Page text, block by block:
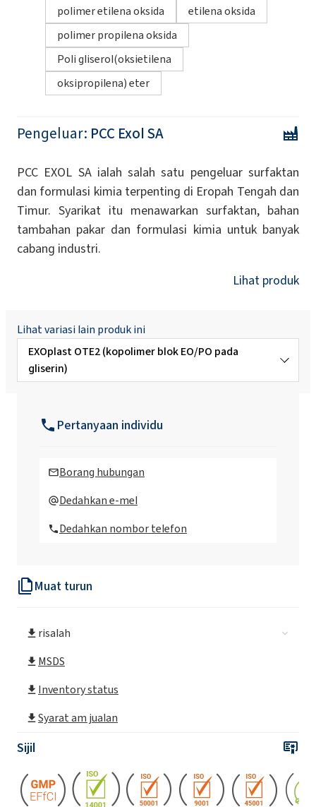
Muat turun
risalah
MSDS
Inventory status
Syarat am jualan
Sijil
polimer etilena oksida
etilena oksida
polimer propilena oksida
Poli gliserol(oksietilena
oksipropilena) eter
Pengeluar: PCC Exol SA
PCC EXOL SA ialah salah satu pengeluar surfaktan
dan formulasi kimia terpenting di Eropah Tengah dan
Timur. Syarikat itu menawarkan surfaktan, bahan
tambahan pakar dan formulasi kimia untuk banyak
cabang industri.
Lihat produk
Lihat variasi lain produk ini
EXOplast OTE2 (kopolimer blok EO/PO pada
gliserin)
Pertanyaan individu
Borang hubungan
Dedahkan e-mel
Dedahkan nombor telefon